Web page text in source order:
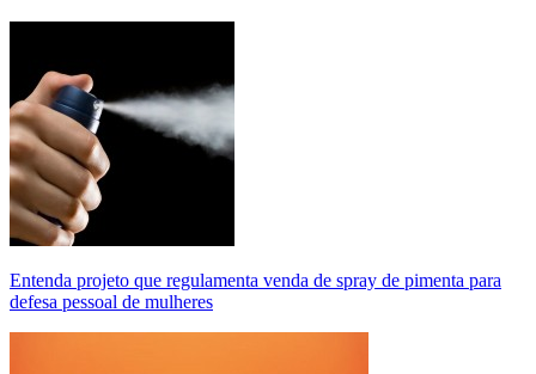
Entenda projeto que regulamenta venda de spray de pimenta para
defesa pessoal de mulheres